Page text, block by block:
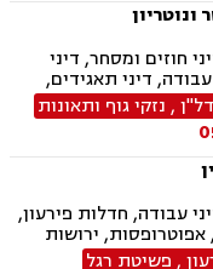
ונוטריון
חוזים ומסחר, דיני
עבודה, דיני תאגידים,
וראיות, עבירות מס
ליקויי בנייה, מגשרים,
מושכר, ליטיגציה,
עבודה, בוררים, ביטוח
ובוררויות, דיני
דרכים, תעבורה,
, נזקי גוף ותאונות
עבודה, חדלות פירעון,
ירושות
, נדל"ן, עסקאות , פשיטת רגל